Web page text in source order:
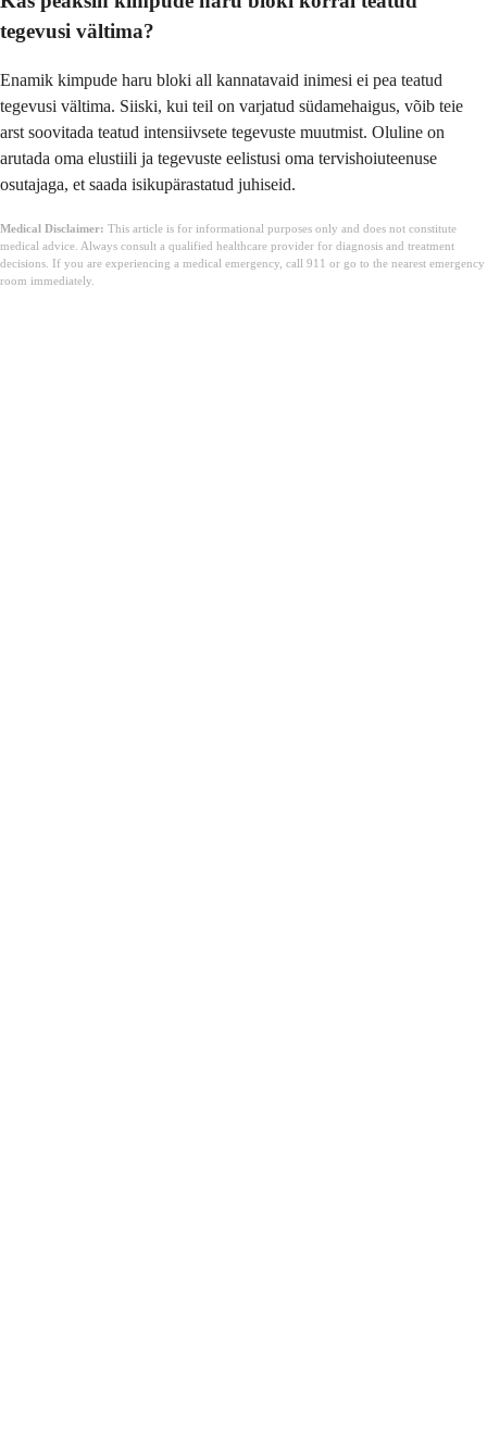
tegevusi vältima?
Enamik kimpude haru bloki all kannatavaid inimesi ei pea teatud
tegevusi vältima. Siiski, kui teil on varjatud südamehaigus, võib teie
arst soovitada teatud intensiivsete tegevuste muutmist. Oluline on
arutada oma elustiili ja tegevuste eelistusi oma tervishoiuteenuse
osutajaga, et saada isikupärastatud juhiseid.
Medical Disclaimer: This article is for informational purposes only and does not constitute
medical advice. Always consult a qualified healthcare provider for diagnosis and treatment
decisions. If you are experiencing a medical emergency, call 911 or go to the nearest emergency
room immediately.